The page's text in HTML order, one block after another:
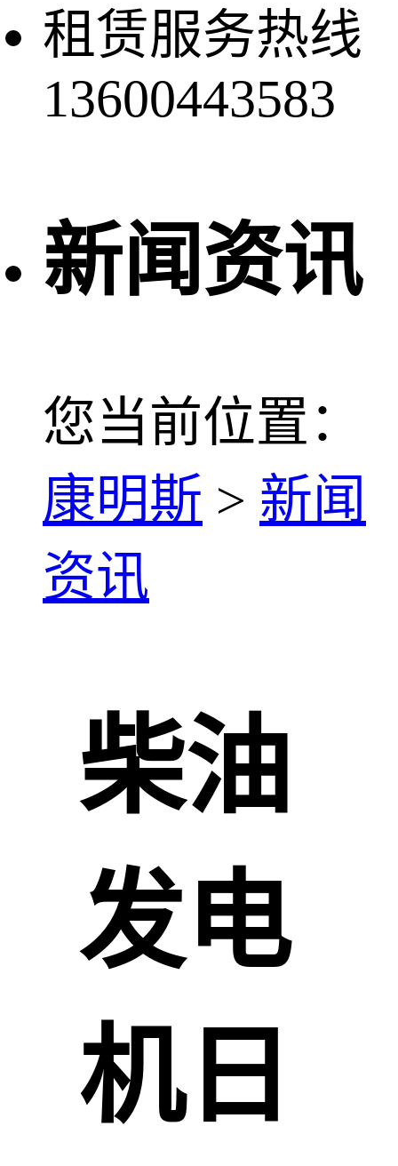
租赁服务热线
13600443583
新闻资讯
您当前位置：
康明斯 > 新闻
资讯
柴油
发电
机日